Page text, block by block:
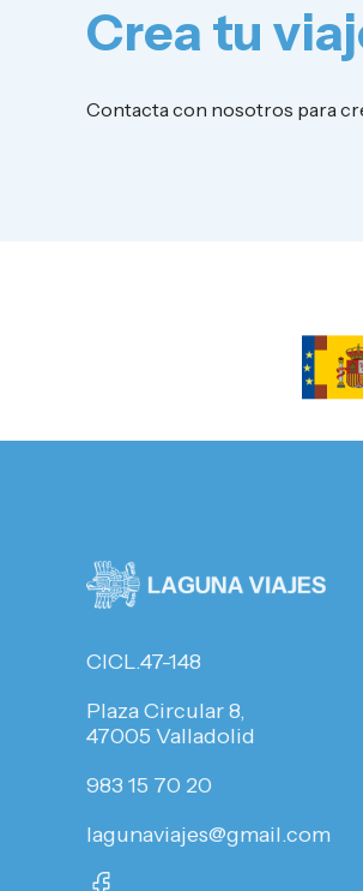
Crea tu
Contacta con nosotros para
CICL.47-148
Plaza Circular 8,
47005 Valladolid
983 15 70 20
lagunaviajes@gmail.com